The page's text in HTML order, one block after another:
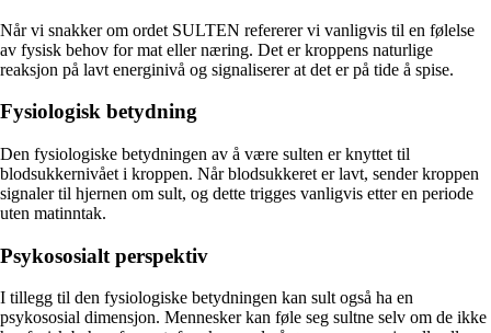
Når vi snakker om ordet SULTEN refererer vi vanligvis til en følelse
av fysisk behov for mat eller næring. Det er kroppens naturlige
reaksjon på lavt energinivå og signaliserer at det er på tide å spise.
Fysiologisk betydning
Den fysiologiske betydningen av å være sulten er knyttet til
blodsukkernivået i kroppen. Når blodsukkeret er lavt, sender kroppen
signaler til hjernen om sult, og dette trigges vanligvis etter en periode
uten matinntak.
Psykososialt perspektiv
I tillegg til den fysiologiske betydningen kan sult også ha en
psykososial dimensjon. Mennesker kan føle seg sultne selv om de ikke